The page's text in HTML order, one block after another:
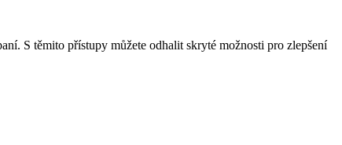
S těmito přístupy můžete odhalit skryté možnosti pro zlepšení